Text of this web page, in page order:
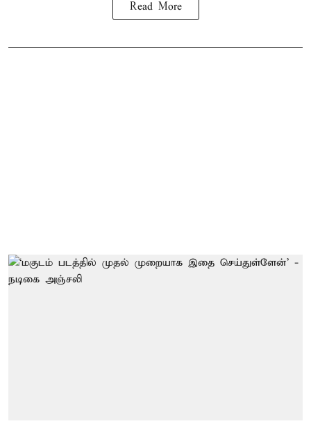
Read More